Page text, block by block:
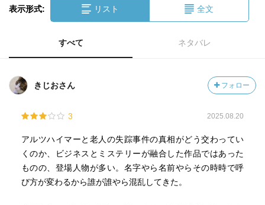
表示形式: リスト 全文
すべて ネタバレ
きじおさん フォロー
3 2025.08.20
アルツハイマーと老人の失踪事件の真相がどう交わってい
くのか、ビジネスとミステリーが融合した作品ではあった
ものの、登場人物が多い。名字やら名前やらその時時で呼
び方が変わるから誰が誰やら混乱してきた。